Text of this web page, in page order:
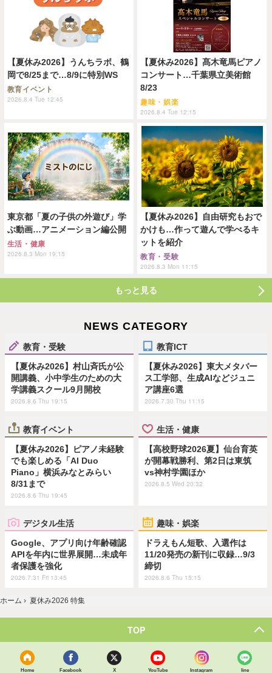
【夏休み2026】うんちラボ、鶴
岡で8/25まで…8/9に特別WS
教育イベント
2026.8.4 Tue 12:45
【夏休み2026】髙木竜馬ピアノ
コンサート…千葉県立美術館
8/23
趣味・娯楽
2026.8.4 Tue 12:15
東京都「夏の子供の外遊び」学
ぶ動画…アニメーション編公開
生活・健康
2026.8.3 Mon 19:15
【夏休み2026】自由研究もおで
かけも…作って遊んで学べるキ
ットを紹介
教育・受験
2026.8.3 Mon 11:15
もっと見る
NEWS CATEGORY
教育・受験
【夏休み2026】村山斉氏が公
開講義、小中学生のための大
学講義スクール9月開校
2026.8.6 Thu 19:15
教育ICT
【夏休み2026】東大メタバー
ス工学部、生成AIなどジュニ
ア講座6選
2026.7.30 Thu 11:15
教育イベント
【夏休み2026】ピアノ未経験
でも楽しめる「AI Duo
Piano」横浜みなとみらい
8/31まで
2026.8.6 Thu 19:45
生活・健康
【高校野球2026夏】仙台育英
が開幕戦勝利、第2日は東筑
vs神村学園ほか
2026.8.5 Wed 20:32
デジタル生活
Google、アプリ向け年齢確認
APIを年内に世界展開…未成年
者保護を強化
2026.7.31 Fri 13:45
趣味・娯楽
ドラえもん短歌、入選作は
11/20発売の新刊に収録…9/3
締切
2026.8.6 Thu 15:15
ホーム › 夏休み2026 特集
TOP
Home Facebook X YouTube Instagram line